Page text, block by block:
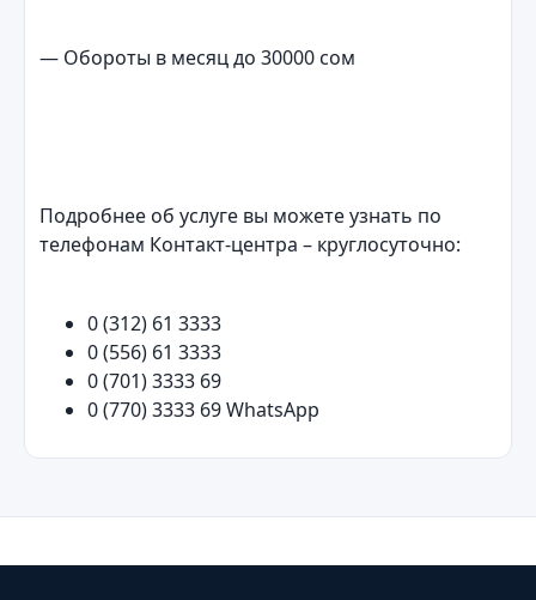
— Обороты в месяц до 30000 сом
Подробнее об услуге вы можете узнать по
телефонам Контакт-центра – круглосуточно:
0 (312) 61 3333
0 (556) 61 3333
0 (701) 3333 69
0 (770) 3333 69 WhatsApp